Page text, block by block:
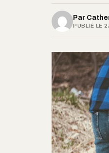
Par
PUBLIÉ LE